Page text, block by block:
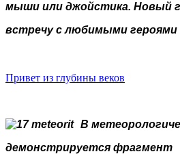
мыши или джойстика. Новый
встречу с любимыми героями
Привет из глубины веков
В
демонстрируется фрагмент